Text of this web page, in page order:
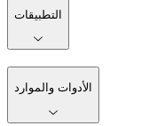
التطبيقات
الأدوات والموارد